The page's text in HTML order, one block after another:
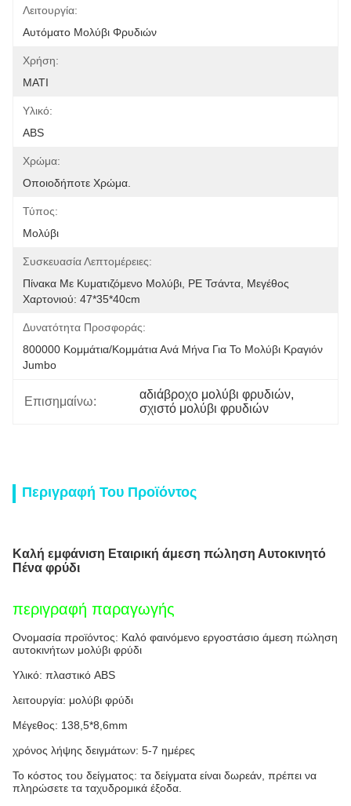
Λειτουργία:
Αυτόματο Μολύβι Φρυδιών
Χρήση:
ΜΑΤΙ
Υλικό:
ABS
Χρώμα:
Οποιοδήποτε Χρώμα.
Τύπος:
Μολύβι
Συσκευασία Λεπτομέρειες:
Πίνακα Με Κυματιζόμενο Μολύβι, PE Τσάντα, Μεγέθος
Χαρτονιού: 47*35*40cm
Δυνατότητα Προσφοράς:
800000 Κομμάτια/κομμάτια Ανά Μήνα Για Το Μολύβι Κραγιόν
Jumbo
Επισημαίνω:
αδιάβροχο μολύβι φρυδιών,
σχιστό μολύβι φρυδιών
Περιγραφή Του Προϊόντος
Καλή εμφάνιση Εταιρική άμεση πώληση Αυτοκινητό
Πένα φρύδι
περιγραφή παραγωγής
Ονομασία προϊόντος: Καλό φαινόμενο εργοστάσιο άμεση πώληση
αυτοκινήτων μολύβι φρύδι
Υλικό: πλαστικό ABS
λειτουργία: μολύβι φρύδι
Μέγεθος: 138,5*8,6mm
χρόνος λήψης δειγμάτων: 5-7 ημέρες
Το κόστος του δείγματος: τα δείγματα είναι δωρεάν, πρέπει να
πληρώσετε τα ταχυδρομικά έξοδα.